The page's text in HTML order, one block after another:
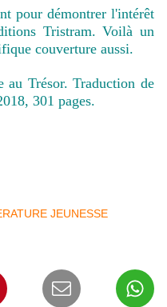
pour démontrer l'intérêt
Tristram. Voilà un
couverture aussi.
au Trésor. Traduction de
301 pages.
JEUNESSE